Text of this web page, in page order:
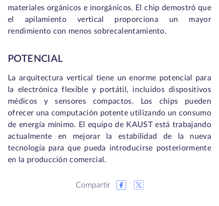
materiales orgánicos e inorgánicos. El chip demostró que
el apilamiento vertical proporciona un mayor
rendimiento con menos sobrecalentamiento.
POTENCIAL
La arquitectura vertical tiene un enorme potencial para
la electrónica flexible y portátil, incluidos dispositivos
médicos y sensores compactos. Los chips pueden
ofrecer una computación potente utilizando un consumo
de energía mínimo. El equipo de KAUST está trabajando
actualmente en mejorar la estabilidad de la nueva
tecnología para que pueda introducirse posteriormente
en la producción comercial.
Compartir